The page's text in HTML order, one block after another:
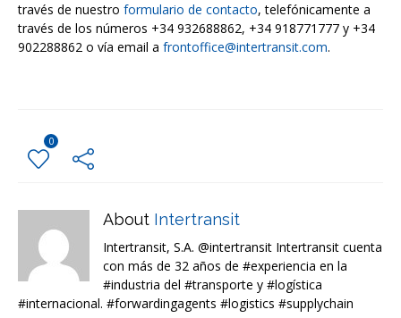
través de nuestro formulario de contacto, telefónicamente a
través de los números +34 932688862, +34 918771777 y +34
902288862 o vía email a frontoffice@intertransit.com.
0
About Intertransit
Intertransit, S.A. @intertransit Intertransit cuenta
con más de 32 años de #experiencia en la
#industria del #transporte y #logística
#internacional. #forwardingagents #logistics #supplychain